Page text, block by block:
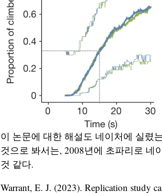
이 논문에 대한 해설도 네이처에 실렸
것으로 봐서는, 2008년에 초파리로 네
것 같다.
Warrant, E. J. (2023). Replication study